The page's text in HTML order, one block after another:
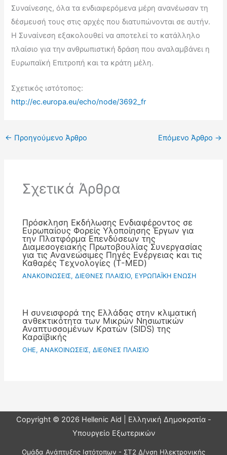
Συναίνεσης, όλα τα ενδιαφερόμενα μέρη ανανέωσαν τη
δέσμευσή τους στις αρχές που διατυπώνονται σε αυτήν.
Η Συναίνεση εξακολουθεί να αποτελεί το κατάλληλο
πλαίσιο για την ανθρωπιστική δράση που αναλαμβάνει η
Ευρωπαϊκή Επιτροπή και τα κράτη μέλη.
Σχετικός ιστότοπος:
http://ec.europa.eu/echo/node/3692_fr
← Προηγούμενο Άρθρο Επόμενο Άρθρο →
Σχετικά Άρθρα
Πρόσκληση Εκδήλωσης Ενδιαφέροντος σε
Ευρωπαίους Φορείς Υλοποίησης Έργων για
την Πλατφόρμα Επενδύσεων της
Διαμεσογειακής Πρωτοβουλίας Συνεργασίας
για τις Ανανεώσιμες Πηγές Ενέργειας και τις
Καθαρές Τεχνολογίες (T-MED)
ΑΝΑΚΟΙΝΩΣΕΙΣ,ΔΙΕΘΝΕΣ ΠΛΑΙΣΙΟ, ΕΥΡΩΠΑΪΚΗ ΕΝΩΣΗ
Η συνεισφορά της Ελλάδας στην κλιματική
ανθεκτικότητα των Μικρών Νησιωτικών
Αναπτυσσομένων Κρατών (SIDS) της
Καραϊβικής
OHE,ΑΝΑΚΟΙΝΩΣΕΙΣ,ΔΙΕΘΝΕΣ ΠΛΑΙΣΙΟ
Copyright © 2026 Hellenic Aid | Ελληνική Δημοκρατία -
Υπουργείο Εξωτερικών
Ομάδα Ανάπτυξης Ιστότοπων - ΣΤ2 Δ/νση Ηλεκτρονικής